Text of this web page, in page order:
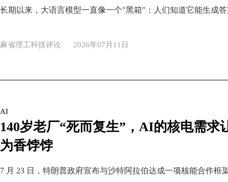
麻省理工科技评论 2026年07月11日
AI
140岁老厂“死而复生”，AI的核电需求
为香饽饽